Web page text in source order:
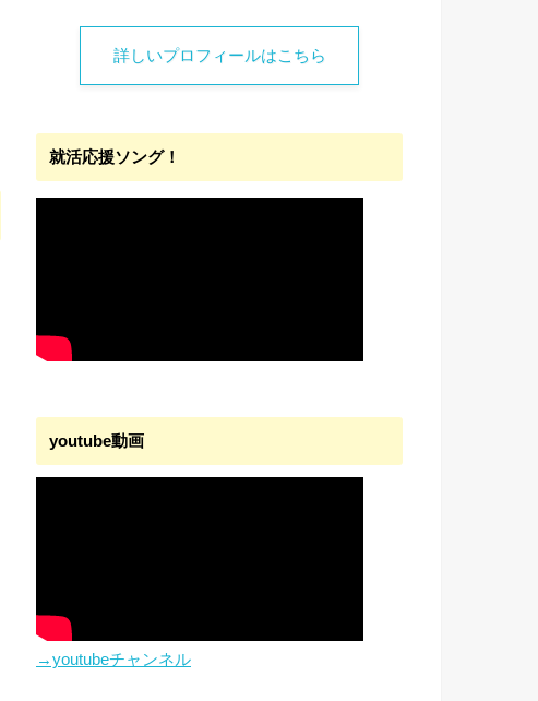
詳しいプロフィールはこちら
就活応援ソング！
youtube動画
→youtubeチャンネル